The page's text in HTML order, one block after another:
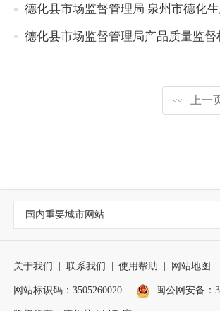
德化县市场监督管理局 泉州市德化
德化县市场监督管理局产品质量监督
<< 上一
国内重要城市网站
关于我们 联系我们 使用帮助 网站地图
网站标识码：3505260020 闽公网安备：